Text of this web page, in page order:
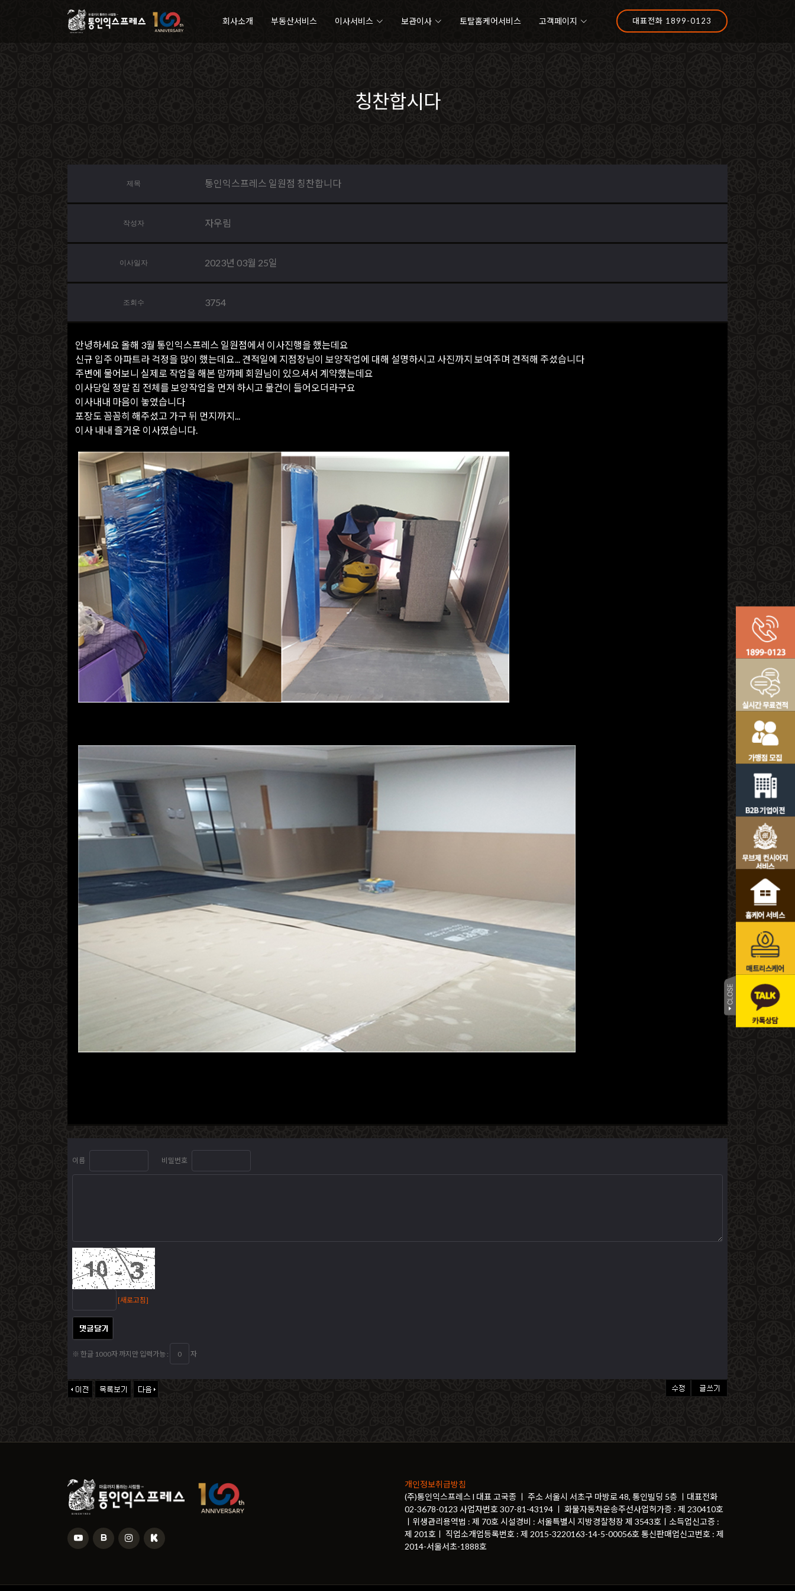
회사소개 부동산서비스 이사서비스 보관이사 토탈홈케어서비스 고객페이지 대표전화 1899-0123
칭찬합시다
제목 통인익스프레스 일원점 칭찬합니다
작성자 자우림
이사일자 2023년 03월 25일
조회수 3754
안녕하세요 올해 3월 통인익스프레스 일원점에서 이사진행을 했는데요
신규 입주 아파트라 걱정을 많이 했는데요... 견적일에 지점장님이 보양작업에 대해 설명하시고 사진까지 보여주며 견적해 주셨습니다
주변에 물어보니 실제로 작업을 해본 맘까페 회원님이 있으셔서 계약했는데요
이사당일 정말 집 전체를 보양작업을 먼져 하시고 물건이 들어오더라구요
이사내내 마음이 놓였습니다
포장도 꼼꼼히 해주셨고 가구 뒤 먼지까지...
이사 내내 즐거운 이사였습니다.
이름 비밀번호
[새로고침]
※ 한글 1000자 까지만 입력가능 : 자
개인정보취급방침
(주)통인익스프레스 l 대표 고국종 ㅣ 주소 서울시 서초구 마방로 48, 통인빌딩 5층 ㅣ대표전화
02-3678-0123 사업자번호 307-81-43194 ㅣ 화물자동차운송주선사업허가증 : 제 230410호
ㅣ위생관리용역법 : 제 70호 시설경비 : 서울특별시 지방경찰청장 제 3543호ㅣ소득업신고증 :
제 201호ㅣ 직업소개업등록번호 : 제 2015-3220163-14-5-00056호 통신판매업신고번호 : 제
2014-서울서초-1888호